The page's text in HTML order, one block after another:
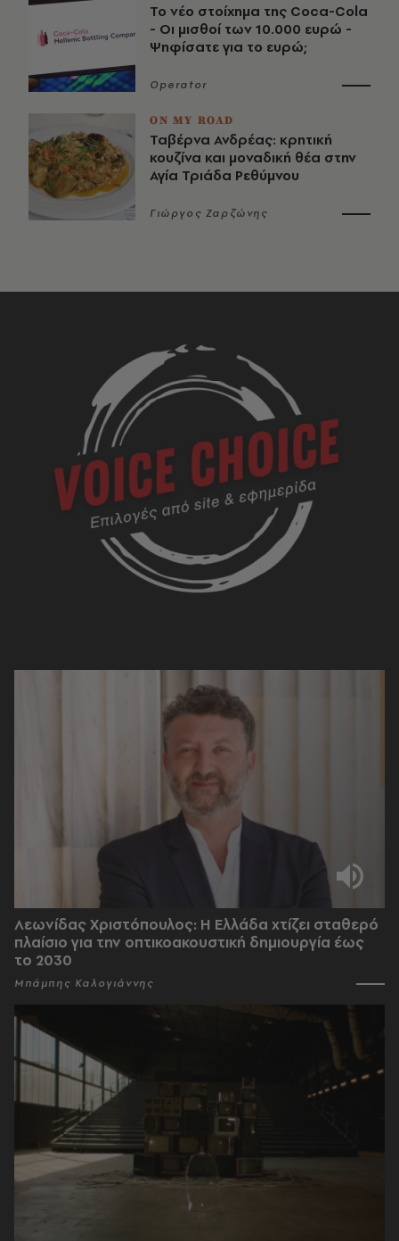
Το νέο στοίχημα της Coca-Cola
- Οι μισθοί των 10.000 ευρώ -
Ψηφίσατε για το ευρώ;
Operator
ON MY ROAD
Ταβέρνα Ανδρέας: κρητική
κουζίνα και μοναδική θέα στην
Αγία Τριάδα Ρεθύμνου
Γιώργος Ζαρζώνης
Λεωνίδας Χριστόπουλος: Η Ελλάδα χτίζει σταθερό
πλαίσιο για την οπτικοακουστική δημιουργία έως
το 2030
Μπάμπης Καλογιάννης